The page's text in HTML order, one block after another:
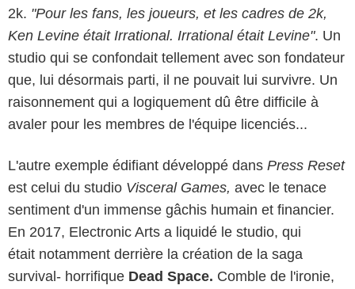
2k. "Pour les fans, les joueurs, et les cadres de 2k,
Ken Levine était Irrational. Irrational était Levine". Un
studio qui se confondait tellement avec son fondateur
que, lui désormais parti, il ne pouvait lui survivre. Un
raisonnement qui a logiquement dû être difficile à
avaler pour les membres de l'équipe licenciés...
L'autre exemple édifiant développé dans Press Reset
est celui du studio Visceral Games, avec le tenace
sentiment d'un immense gâchis humain et financier.
En 2017, Electronic Arts a liquidé le studio, qui
était notamment derrière la création de la saga
survival- horrifique Dead Space. Comble de l'ironie,